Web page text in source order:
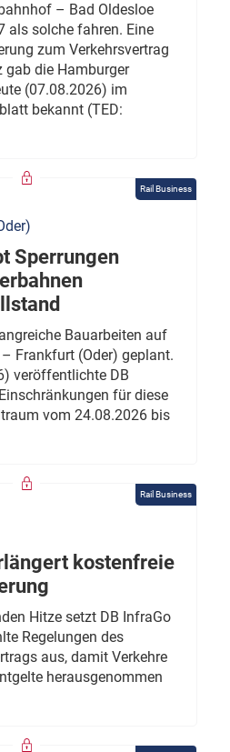
– Bad Oldesloe
als solche fahren. Eine
zum Verkehrsvertrag
gab die Hamburger
(07.08.2026) im
bekannt (TED:
Rail Business
Sperrungen
Bauarbeiten auf
Frankfurt (Oder) geplant.
veröffentlichte DB
für diese
vom 24.08.2026 bis
Rail Business
kostenfreie
Hitze setzt DB InfraGo
Regelungen des
aus, damit Verkehre
herausgenommen